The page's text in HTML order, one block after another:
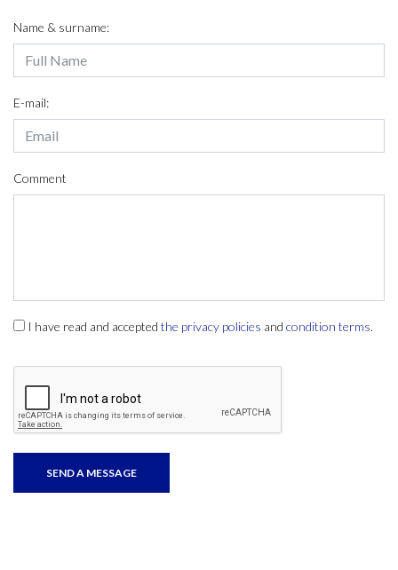
Name & surname:
E-mail:
Comment
I have read and accepted the privacy policies and condition terms.